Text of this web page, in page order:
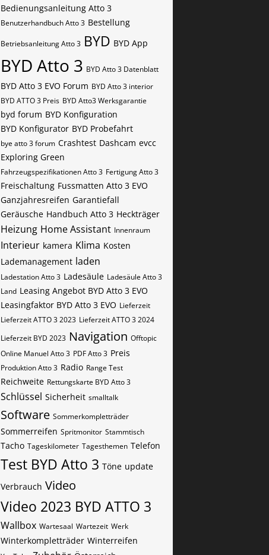
Bedienungsanleitung Atto 3
Benutzerhandbuch Atto 3 Bestellung
Betriebsanleitung Atto 3 BYD BYD App
BYD Atto 3 BYD Atto 3 Datenblatt
BYD Atto 3 EVO Forum BYD Atto 3 interior
BYD ATTO 3 Preis BYD Atto3 Werksgarantie
byd forum BYD Konfiguration
BYD Konfigurator BYD Probefahrt
bye atto 3 forum Crashtest Dashcam evcc
Exploring Green
Fahrzeugspezifikationen Atto 3 Fertigung Atto 3
Freischaltung Fussmatten Atto 3 EVO
Ganzjahresreifen Garantiefall
Geräusche Handbuch Atto 3 Heckträger
Heizung Home Assistant Innenraum
Interieur kamera Klima Kosten
Lademanagement laden
Ladestation Atto 3 Ladesäule Ladesäule Atto 3
Land Leasing Angebot BYD Atto 3 EVO
Leasingfaktor BYD Atto 3 EVO Lieferzeit
Lieferzeit ATTO 3 2023 Lieferzeit ATTO 3 2024
Lieferzeit BYD 2023 Navigation Offtopic
Online Manuel Atto 3 PDF Atto 3 Preis
Produktion Atto 3 Radio Range Test
Reichweite Rettungskarte BYD Atto 3
Schlüssel Sicherheit smalltalk
Software Sommerkompletträder
Sommerreifen Spritmonitor Stammtisch
Tacho Tageskilometer Tagesthemen Telefon
Test BYD Atto 3 Töne update
Verbrauch Video
Video 2023 BYD ATTO 3
Wallbox Wartesaal Wartezeit Werk
Winterkompletträder Winterreifen